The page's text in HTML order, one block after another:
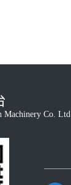
Machinery Co. Ltd